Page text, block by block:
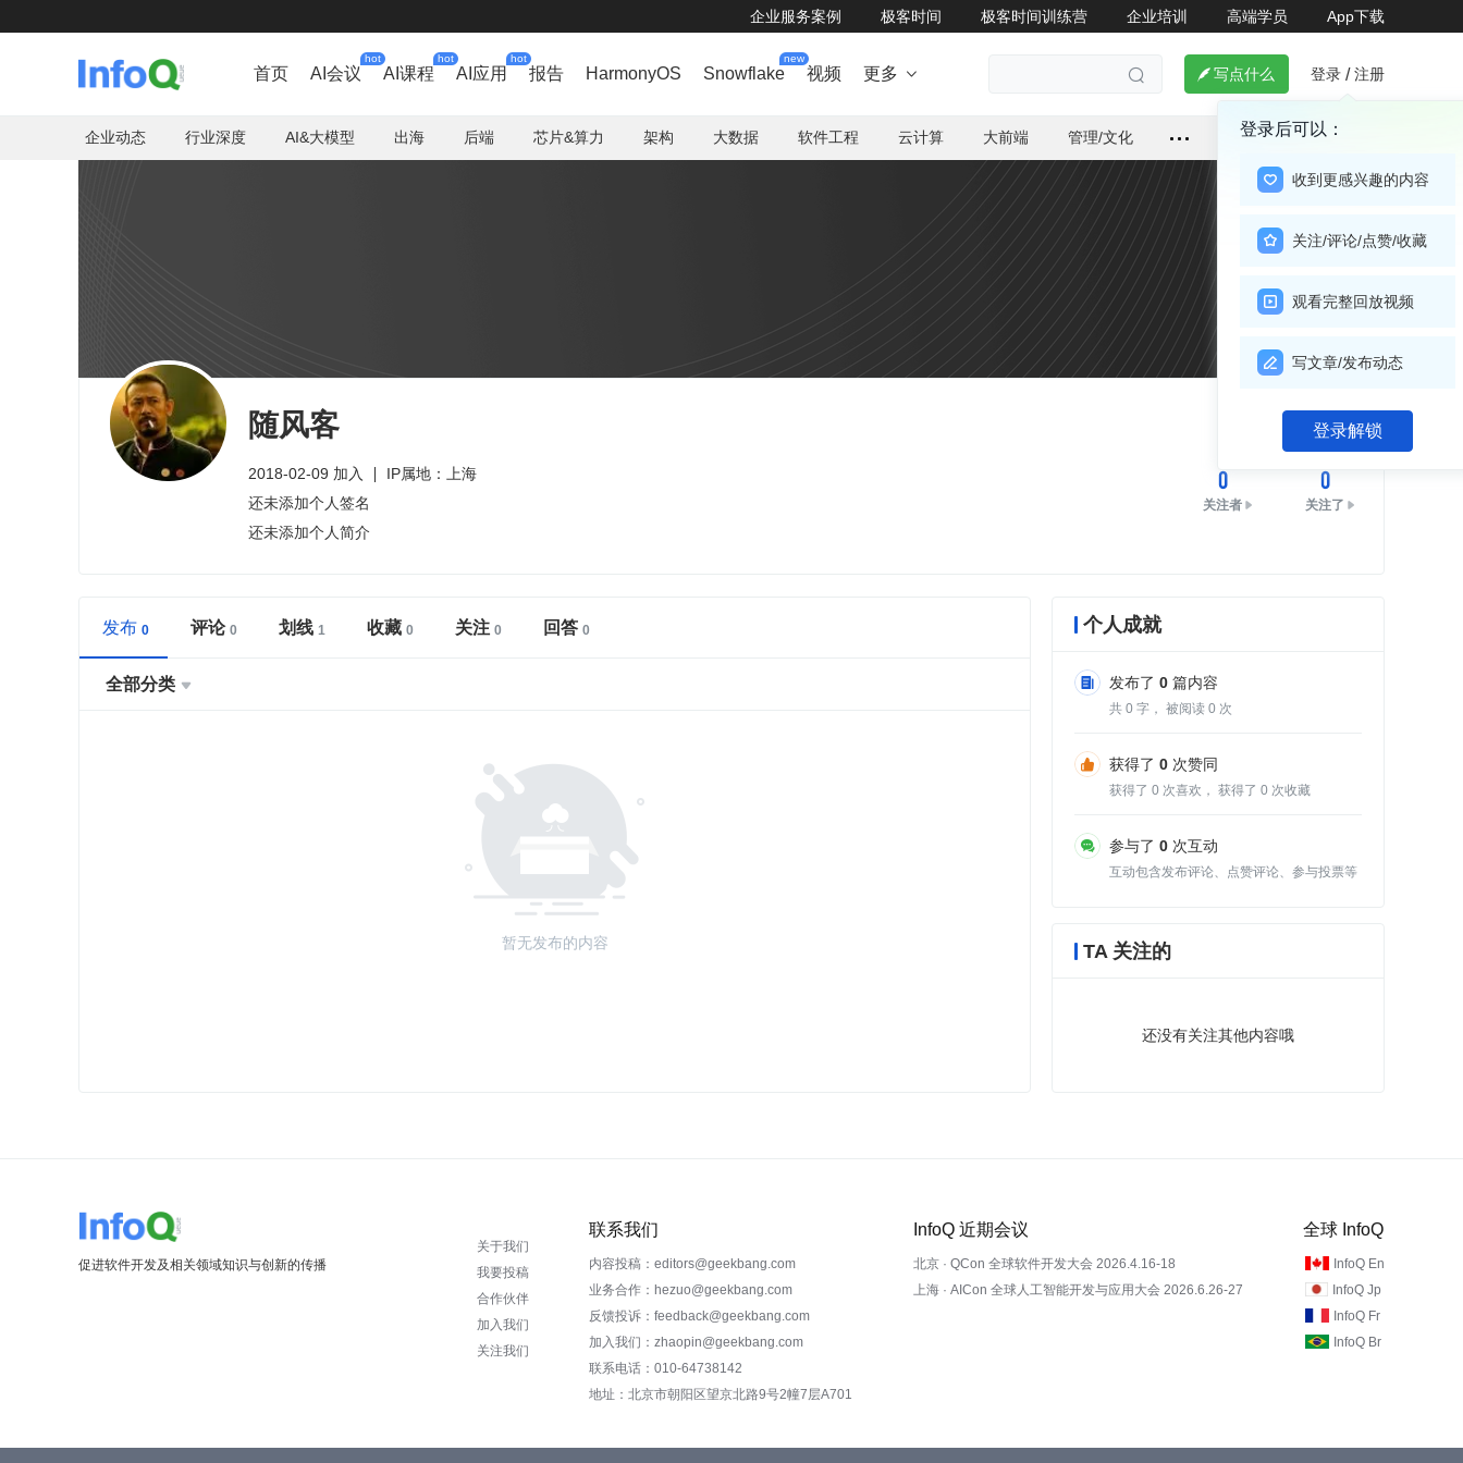
企业服务案例 极客时间 极客时间训练营 企业培训 高端学员 App下载
首页 AI会议
hot
AI课程
hot
AI应用
hot
报告 HarmonyOS Snowflake
new
视频 更多    写点什么 登录 / 注册
登录后可以：
收到更感兴趣的内容
关注/评论/点赞/收藏
观看完整回放视频
写文章/发布动态
登录解锁
企业动态 行业深度 AI&大模型 出海 后端 芯片&算力 架构 大数据 软件工程 云计算 大前端 管理/文化
随风客
2018-02-09 加入
IP属地：上海
还未添加个人签名
还未添加个人简介
关注
0
关注者
0
关注了
发布 评论 划线 收藏 关注 回答
全部分类 
暂无发布的内容
个人成就
发布了 0 篇内容
共 0 字， 被阅读 0 次
获得了 0 次赞同
获得了 0 次喜欢， 获得了 0 次收藏
参与了 0 次互动
互动包含发布评论、点赞评论、参与投票等
TA 关注的
还没有关注其他内容哦
促进软件开发及相关领域知识与创新的传播
关于我们
我要投稿
合作伙伴
加入我们
关注我们
联系我们
内容投稿：editors@geekbang.com
业务合作：hezuo@geekbang.com
反馈投诉：feedback@geekbang.com
加入我们：zhaopin@geekbang.com
联系电话：010-64738142
地址：北京市朝阳区望京北路9号2幢7层A701
InfoQ 近期会议
北京 · QCon 全球软件开发大会 2026.4.16-18
上海 · AICon 全球人工智能开发与应用大会 2026.6.26-27
全球 InfoQ
InfoQ En
InfoQ Jp
InfoQ Fr
InfoQ Br